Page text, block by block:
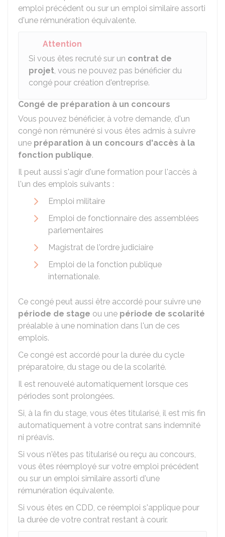
emploi précédent ou sur un emploi similaire assorti
d'une rémunération équivalente.
Attention
Si vous êtes recruté sur un contrat de
projet, vous ne pouvez pas bénéficier du
congé pour création d'entreprise.
Congé de préparation à un concours
Vous pouvez bénéficier, à votre demande, d'un
congé non rémunéré si vous êtes admis à suivre
une préparation à un concours d'accès à la
fonction publique.
Il peut aussi s'agir d'une formation pour l'accès à
l'un des emplois suivants :
Emploi militaire
Emploi de fonctionnaire des assemblées
parlementaires
Magistrat de l'ordre judiciaire
Emploi de la fonction publique
internationale.
Ce congé peut aussi être accordé pour suivre une
période de stage ou une période de scolarité
préalable à une nomination dans l'un de ces
emplois.
Ce congé est accordé pour la durée du cycle
préparatoire, du stage ou de la scolarité.
Il est renouvelé automatiquement lorsque ces
périodes sont prolongées.
Si, à la fin du stage, vous êtes titularisé, il est mis fin
automatiquement à votre contrat sans indemnité
ni préavis.
Si vous n'êtes pas titularisé ou reçu au concours,
vous êtes réemployé sur votre emploi précédent
ou sur un emploi similaire assorti d'une
rémunération équivalente.
Si vous êtes en CDD, ce réemploi s'applique pour
la durée de votre contrat restant à courir.